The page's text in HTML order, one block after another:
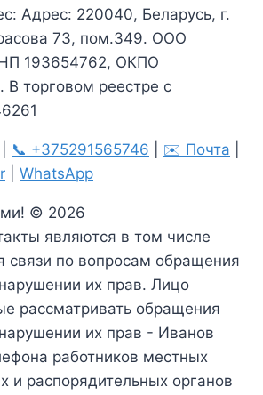
Адрес: 220040, Беларусь, г.
73, пом.349. ООО
193654762, ОКПО
торговом реестре с
📞 +375291565746 ✉️ Почта
WhatsApp
© 2026
являются в том числе
связи по вопросам обращения
их прав. Лицо
рассматривать обращения
их прав - Иванов
работников местных
и распорядительных органов